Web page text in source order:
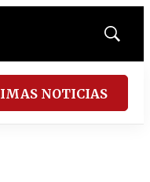
Mostrar
NOTICIAS